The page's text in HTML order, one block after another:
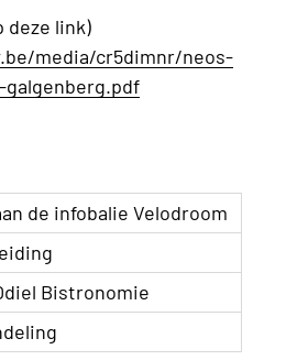
deze link)
media/cr5dimnr/neos-
de infobalie Velodroom
Bistronomie